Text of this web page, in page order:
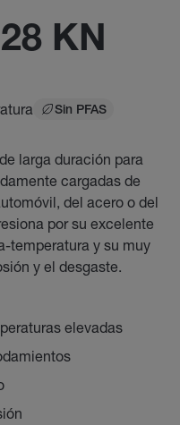
KN
Sin PFAS
larga duración para
cargadas de
del acero o del
por su excelente
temperatura y su muy
y el desgaste.
elevadas